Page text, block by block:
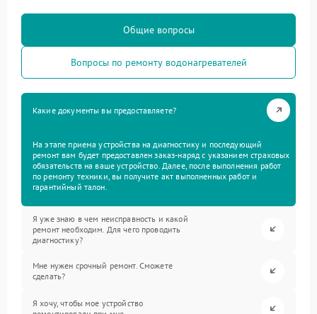
Общие вопросы
Вопросы по ремонту водонагревателей
Какие документы вы предоставляете?
На этапе приема устройства на диагностику и последующий
ремонт вам будет предоставлен заказ-наряд с указанием страховых
обязательств на ваше устройство. Далее, после выполнения работ
по ремонту техники, вы получите акт выполненных работ и
гарантийный талон.
Я уже знаю в чем неисправность и какой
ремонт необходим. Для чего проводить
диагностику?
Мне нужен срочный ремонт. Сможете
сделать?
Я хочу, чтобы мое устройство